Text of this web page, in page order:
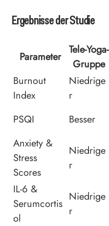
Ergebnisse der Studie
Parameter
Tele-Yoga-
Gruppe
Burnout
Index
Niedrige
r
PSQI Besser
Anxiety &
Stress
Scores
Niedrige
r
IL-6 &
Serumcortis
ol
Niedrige
r